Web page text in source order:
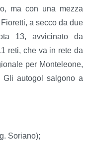
ma con una mezza
a secco da due
13, avvicinato da
reti, che va in rete da
per Monteleone,
autogol salgono a
Soriano);